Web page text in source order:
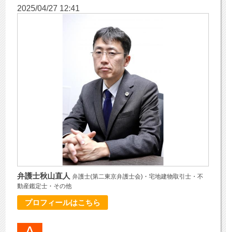
2025/04/27 12:41
弁護士秋山直人 弁護士(第二東京弁護士会)・宅地建物取引士・不
動産鑑定士・その他
プロフィールはこちら